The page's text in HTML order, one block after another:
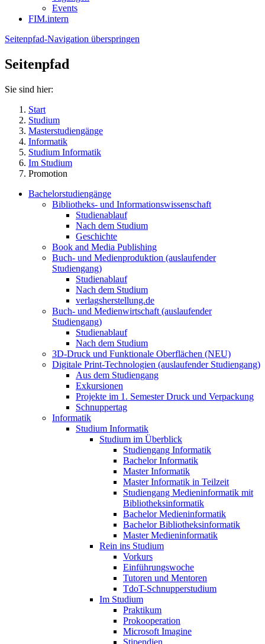
Events
FIM.intern
Seitenpfad-Navigation überspringen
Seitenpfad
Sie sind hier:
Start
Studium
Masterstudiengänge
Informatik
Studium Informatik
Im Studium
Promotion
Bachelorstudiengänge
Bibliotheks- und Informationswissenschaft
Studienablauf
Nach dem Studium
Geschichte
Book and Media Publishing
Buch- und Medienproduktion (auslaufender
Studiengang)
Studienablauf
Nach dem Studium
verlagsherstellung.de
Buch- und Medienwirtschaft (auslaufender
Studiengang)
Studienablauf
Nach dem Studium
3D-Druck und Funktionale Oberflächen (NEU)
Digitale Print-Technologien (auslaufender Studiengang)
Aus dem Studiengang
Exkursionen
Projekte im 1. Semester Druck und Verpackung
Schnuppertag
Informatik
Studium Informatik
Studium im Überblick
Studiengang Informatik
Bachelor Informatik
Master Informatik
Master Informatik in Teilzeit
Studiengang Medieninformatik mit
Bibliotheksinformatik
Bachelor Medieninformatik
Bachelor Bibliotheksinformatik
Master Medieninformatik
Rein ins Studium
Vorkurs
Einführungswoche
Tutoren und Mentoren
TdoT-Schnupperstudium
Im Studium
Praktikum
Prokooperation
Microsoft Imagine
Stipendien